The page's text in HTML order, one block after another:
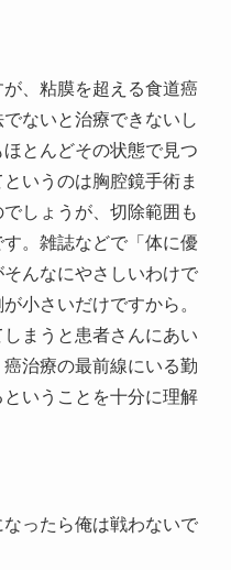
、粘膜を超える食道癌
ないと治療できないし
とんどその状態で見つ
いうのは胸腔鏡手術ま
しょうが、切除範囲も
。雑誌などで「体に優
んなにやさしいわけで
小さいだけですから。
まうと患者さんにあい
治療の最前線にいる勤
いうことを十分に理解
ったら俺は戦わないで